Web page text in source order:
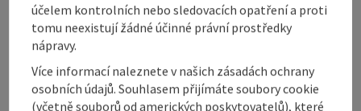
rodinné atmosféry. Autobusové skupiny vítány
telefon
+43 7564 5359
Otevírací doba
POOtevřeno v pondělí
účelem kontrolních nebo sledovacích opatření a proti
tomu neexistují žádné účinné právní prostředky
nápravy.
Více informací naleznete v našich zásadách ochrany
osobních údajů. Souhlasem přijímáte soubory cookie
(včetně souborů od amerických poskytovatelů), které